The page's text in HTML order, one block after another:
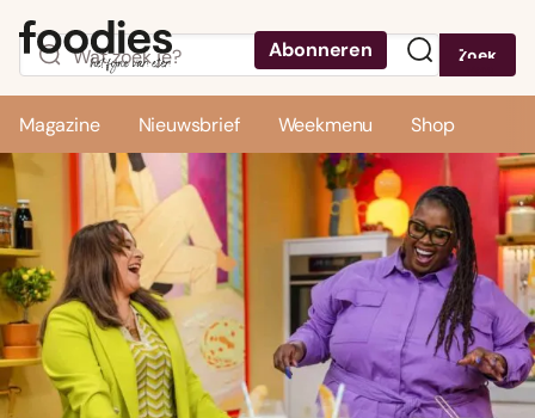
Abonneren Zoek
Magazine Nieuwsbrief Weekmenu Shop